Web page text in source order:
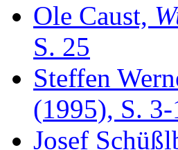
Ole Caust,
S. 25
Steffen
(1995), S. 3-
Josef